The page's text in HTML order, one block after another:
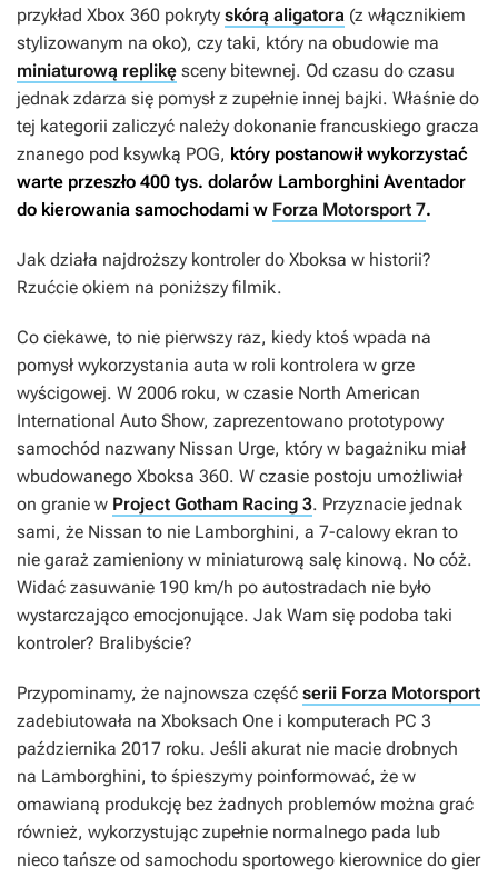
przykład Xbox 360 pokryty skórą aligatora (z włącznikiem
stylizowanym na oko), czy taki, który na obudowie ma
miniaturową replikę sceny bitewnej. Od czasu do czasu
jednak zdarza się pomysł z zupełnie innej bajki. Właśnie do
tej kategorii zaliczyć należy dokonanie francuskiego gracza
znanego pod ksywką POG, który postanowił wykorzystać
warte przeszło 400 tys. dolarów Lamborghini Aventador
do kierowania samochodami w Forza Motorsport 7.
Jak działa najdroższy kontroler do Xboksa w historii?
Rzućcie okiem na poniższy filmik.
Co ciekawe, to nie pierwszy raz, kiedy ktoś wpada na
pomysł wykorzystania auta w roli kontrolera w grze
wyścigowej. W 2006 roku, w czasie North American
International Auto Show, zaprezentowano prototypowy
samochód nazwany Nissan Urge, który w bagażniku miał
wbudowanego Xboksa 360. W czasie postoju umożliwiał
on granie w Project Gotham Racing 3. Przyznacie jednak
sami, że Nissan to nie Lamborghini, a 7-calowy ekran to
nie garaż zamieniony w miniaturową salę kinową. No cóż.
Widać zasuwanie 190 km/h po autostradach nie było
wystarczająco emocjonujące. Jak Wam się podoba taki
kontroler? Bralibyście?
Przypominamy, że najnowsza część serii Forza Motorsport
zadebiutowała na Xboksach One i komputerach PC 3
października 2017 roku. Jeśli akurat nie macie drobnych
na Lamborghini, to śpieszymy poinformować, że w
omawianą produkcję bez żadnych problemów można grać
również, wykorzystując zupełnie normalnego pada lub
nieco tańsze od samochodu sportowego kierownice do gier